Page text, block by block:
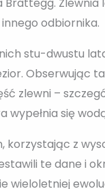
odbiornika.
stu-dwustu
Obserwując
zlewni –
się
korzystając z
te dane i
wieloletniej